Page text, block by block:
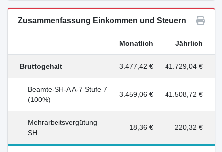
Zusammenfassung Einkommen und Steuern
Monatlich Jährlich
Bruttogehalt 3.477,42 € 41.729,04 €
Beamte-SH-A A-7 Stufe 7
(100%)
3.459,06 € 41.508,72 €
Mehrarbeitsvergütung
SH
18,36 € 220,32 €